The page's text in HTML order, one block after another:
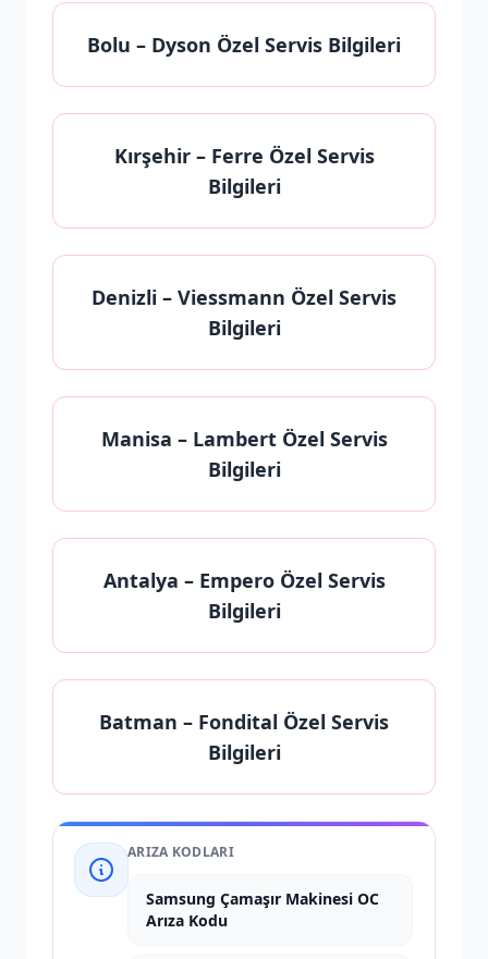
Bolu – Dyson Özel Servis Bilgileri
Kırşehir– Ferre Özel Servis
Bilgileri
Denizli – Viessmann Özel Servis
Bilgileri
Manisa – Lambert Özel Servis
Bilgileri
Antalya – Empero Özel Servis
Bilgileri
Batman – Fondital Özel Servis
Bilgileri
ARIZA KODLARI
Samsung Çamaşır Makinesi OC
Arıza Kodu